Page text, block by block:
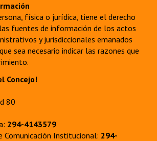
física o jurídica, tiene el derecho
fuentes de información de los actos
y jurisdiccionales emanados
sea necesario indicar las razones que
Concejo!
80
294-4143579
Comunicación Institucional: 294-